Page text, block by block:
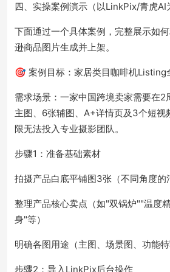
四、实操案例演示（以LinkPix/青虎AI
下面通过一个具体案例，完整展示如
逊商品图片生成并上架。
🎯 案例目标：家居类目咖啡机Listing
需求场景：一家中国跨境卖家需要在2
主图、6张辅图、A+详情页及3个短视
限无法投入专业摄影团队。
步骤1：准备基础素材
拍摄产品白底平铺图3张（不同角度的
整理产品核心卖点（如"双锅炉""温度
身"等）
明确各图用途（主图、场景图、功能
步骤2：导入LinkPix后台操作